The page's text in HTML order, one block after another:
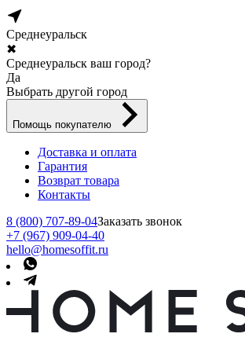
Среднеуральск
✖
Среднеуральск ваш город?
Да
Выбрать другой город
Помощь покупателю
Доставка и оплата
Гарантия
Возврат товара
Контакты
8 (800) 707-89-04Заказать звонок
+7 (967) 909-04-40
hello@homesoffit.ru